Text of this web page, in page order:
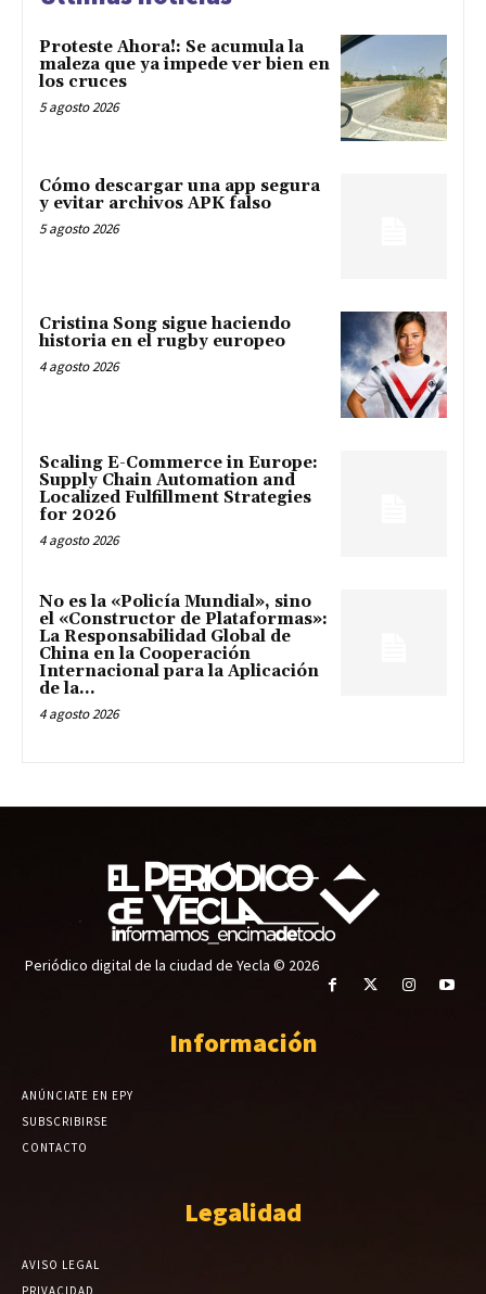
Proteste Ahora!: Se acumula la
maleza que ya impede ver bien en
los cruces
5 agosto 2026
Cómo descargar una app segura
y evitar archivos APK falso
5 agosto 2026
Cristina Song sigue haciendo
historia en el rugby europeo
4 agosto 2026
Scaling E-Commerce in Europe:
Supply Chain Automation and
Localized Fulfillment Strategies
for 2026
4 agosto 2026
No es la «Policía Mundial», sino
el «Constructor de Plataformas»:
La Responsabilidad Global de
China en la Cooperación
Internacional para la Aplicación
de la...
4 agosto 2026
Periódico digital de la ciudad de Yecla © 2026
Información
ANÚNCIATE EN EPY
SUBSCRIBIRSE
CONTACTO
Legalidad
AVISO LEGAL
PRIVACIDAD